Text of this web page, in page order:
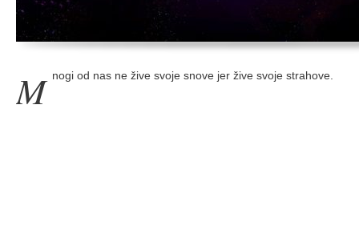
M nogi od nas ne žive svoje snove jer žive svoje strahove.